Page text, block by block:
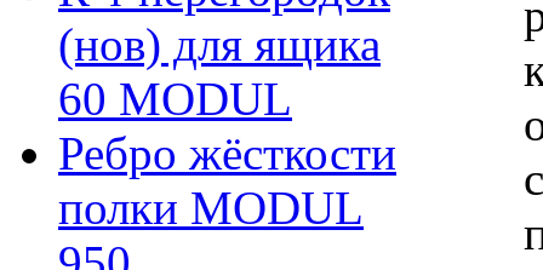
(нов) для ящика
60 MODUL
Ребро жёсткости
полки MODUL